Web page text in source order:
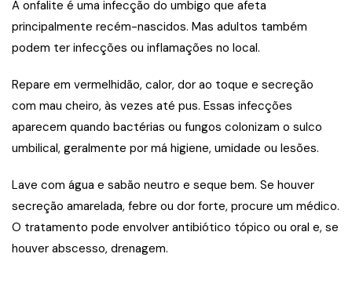
A onfalite é uma infecção do umbigo que afeta
principalmente recém-nascidos. Mas adultos também
podem ter infecções ou inflamações no local.
Repare em vermelhidão, calor, dor ao toque e secreção
com mau cheiro, às vezes até pus. Essas infecções
aparecem quando bactérias ou fungos colonizam o sulco
umbilical, geralmente por má higiene, umidade ou lesões.
Lave com água e sabão neutro e seque bem. Se houver
secreção amarelada, febre ou dor forte, procure um médico.
O tratamento pode envolver antibiótico tópico ou oral e, se
houver abscesso, drenagem.